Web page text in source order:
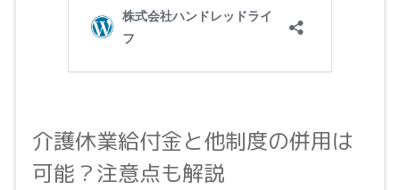
介護休業給付金と他制度の併用は
可能？注意点も解説